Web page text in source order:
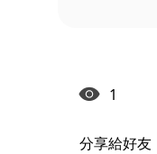
1
分享給好友